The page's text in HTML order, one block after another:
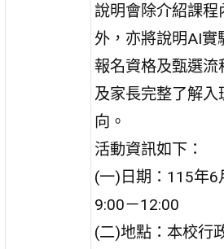
說明會除介紹課
外，亦將說明AI實
報名資格及甄選
及家長完整了解入
向。
活動資訊如下：
(一)日期：115年6
9:00－12:00
(二)地點：本校行